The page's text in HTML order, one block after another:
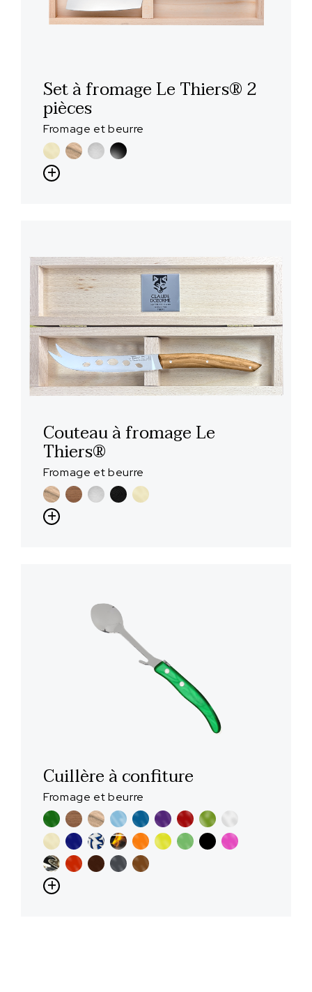
Set à fromage Le Thiers® 2
pièces
Fromage et beurre
Couteau à fromage Le
Thiers®
Fromage et beurre
Cuillère à confiture
Fromage et beurre